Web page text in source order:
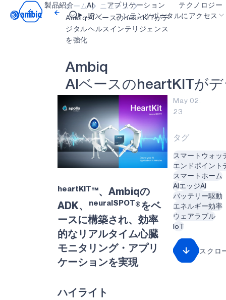
製品紹介 AI アプリケーション
インダストリアル・エッジ
スマート・リモコン
スマートホームとビル
スマートカード
ウェアラブル
ゲーミング
テクノロジー
neuralSPOT
secureSPOT
turboSPOT
JP コンテンツポータルにアクセス
ホーム
ニュース
Ambiq AIベースのheartKITがデ
ジタルヘルスインテリジェンス
を強化
Am biq
A Iベース の heart K がデ
heartKIT™、Ambiqの
ADK、
neuralSPOT®をベ
ースに構築され、効率
的なリアルタイム心臓
モニタリング・アプリ
ケーションを実現
ハイライト
May 02.
23
タグ
スマートウォッ
エンドポイント
スマートホーム
AIエッジAI
バッテリー駆動
エネルギー効率
ウェアラブル
IoT
スクロ
Video title